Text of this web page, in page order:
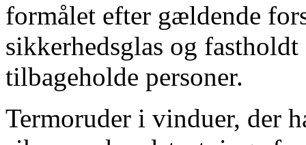
formålet efter gældende
sikkerhedsglas og
tilbageholde personer.
Termoruder i vinduer, der